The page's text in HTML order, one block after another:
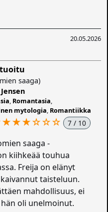
20.05.2026
saaga)
Romantasia
mytologia Romantiikka
☆☆☆ 7 / 10
saaga -
kiihkeää touhua
Freija on elänyt
taisteluun.
mahdollisuus, ei
oli unelmoinut.